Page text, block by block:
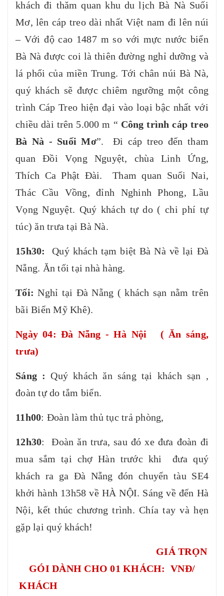
khách đi thăm quan khu du lịch Bà Nà Suối
Mơ, lên cáp treo dài nhất Việt nam đi lên núi
– Với độ cao 1487 m so với mực nước biển
Bà Nà được coi là thiên đường nghỉ dưỡng và
lá phổi của miền Trung. Tới chân núi Bà Nà,
quý khách sẽ được chiêm ngưỡng một công
trình Cáp Treo hiện đại vào loại bậc nhất với
chiều dài trên 5.000 m “ Công trình cáp treo
Bà Nà - Suối Mơ”. Đi cáp treo đến tham
quan Đồi Vọng Nguyệt, chùa Linh Ứng,
Thích Ca Phật Đài. Tham quan Suối Nai,
Thác Cầu Vồng, đỉnh Nghinh Phong, Lầu
Vọng Nguyệt. Quý khách tự do ( chi phí tự
túc) ăn trưa tại Bà Nà.
15h30:
Quý khách tạm biệt Bà Nà về lại Đà
Nẵng. Ăn tối tại nhà hàng.
Tối: Nghỉ tại Đà Nẵng ( khách sạn nằm trên
bãi Biển Mỹ Khê).
Ngày 04: Đà Nẵng - Hà Nội ( Ăn sáng,
trưa)
Sáng : Quý khách ăn sáng tại khách sạn ,
đoàn tự do tắm biển.
11h00: Đoàn làm thủ tục trả phòng,
12h30: Đoàn ăn trưa, sau đó xe đưa đoàn đi
mua sắm tại chợ Hàn trước khi đưa quý
khách ra ga Đà Nẵng đón chuyến tàu SE4
khởi hành 13h58 về HÀ NỘI. Sáng về đến Hà
Nội, kết thúc chương trình. Chía tay và hẹn
gặp lại quý khách!
GIÁ TRỌN
GÓI DÀNH CHO 01 KHÁCH: VNĐ/
KHÁCH